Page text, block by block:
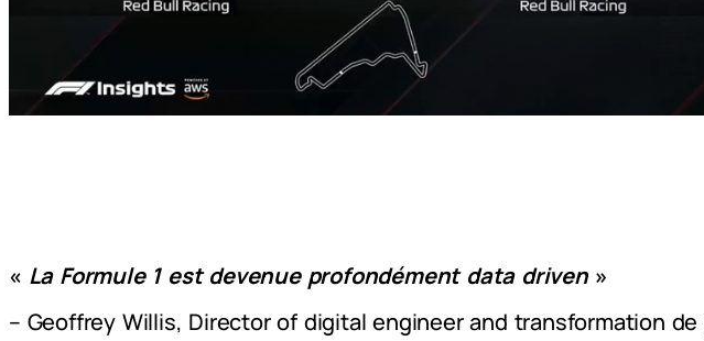
« La Formule 1 est devenue profondément data driven»
– Geoffrey Willis, Director of digital engineer and transformation de